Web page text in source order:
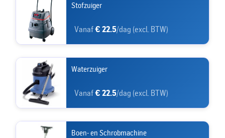
Stofzuiger
Vanaf€ 22.5/dag (excl. BTW)
Waterzuiger
Vanaf€ 22.5/dag (excl. BTW)
Boen- en Schrobmachine